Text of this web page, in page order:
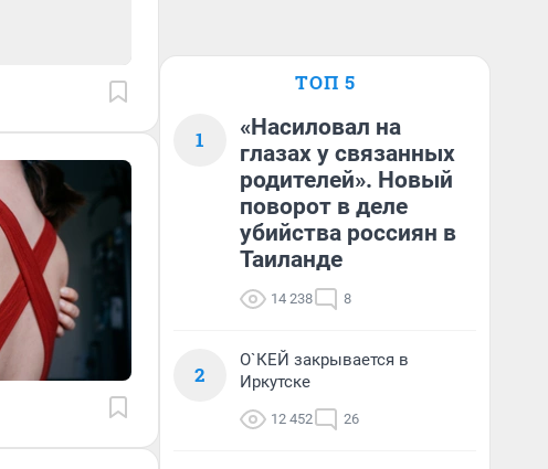
ТОП 5
1
«Насиловал на
глазах у связанных
родителей». Новый
поворот в деле
убийства россиян в
Таиланде
14 238 8
2
О`КЕЙ закрывается в
Иркутске
12 452 26